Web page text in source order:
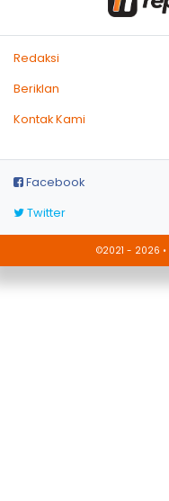
Redaksi
Beriklan
Kontak Kami
Facebook
Twitter
©2021 - 2026